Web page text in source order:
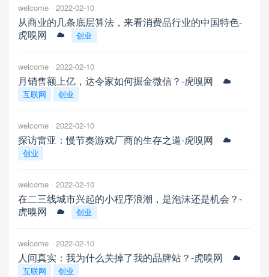
welcome 2022-02-10
从商业的几条底层算法，来看消费品行业的中国特色-
虎嗅网
创业
welcome 2022-02-10
月销售额上亿，达令家如何掘金微信？-虎嗅网
互联网 创业
welcome 2022-02-10
探访雷亚：慢节奏游戏厂商的生存之道-虎嗅网
创业
welcome 2022-02-10
在二三线城市兴起的小程序浪潮，是泡沫还是机会？-
虎嗅网
创业
welcome 2022-02-10
人间真实：我为什么关掉了我的品牌站？-虎嗅网
互联网 创业